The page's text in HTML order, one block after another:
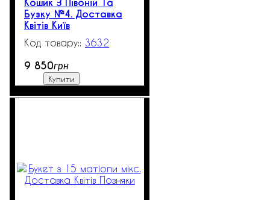
Кошик З Півоній Та
Бузку №4. Доставка
Квітів Київ
3632
9 850грн
Купити